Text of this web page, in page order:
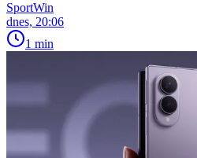
SportWin
dnes, 20:06
1 min